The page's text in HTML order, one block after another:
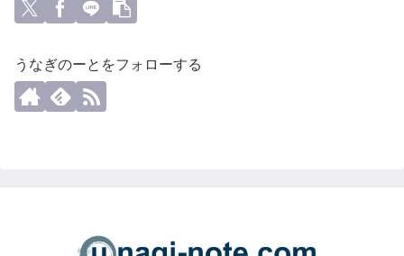
うなぎのーとをフォローする